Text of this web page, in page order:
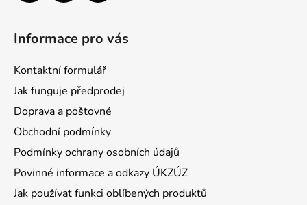
Informace pro vás
Kontaktní formulář
Jak funguje předprodej
Doprava a poštovné
Obchodní podmínky
Podmínky ochrany osobních údajů
Povinné informace a odkazy ÚKZÚZ
Jak používat funkci oblíbených produktů